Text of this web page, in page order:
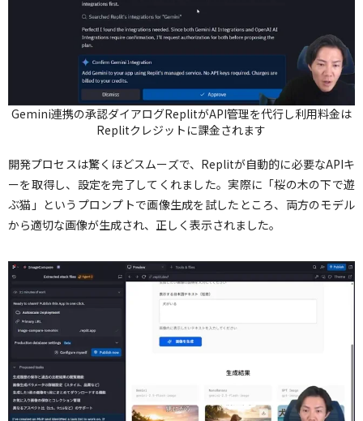
Gemini連携の承認ダイアログReplitがAPI管理を代行し利用料金は
Replitクレジットに課金されます
開発プロセスは驚くほどスムーズで、Replitが自動的に必要なAPIキ
ーを取得し、設定を完了してくれました。実際に「桜の木の下で遊
ぶ猫」というプロンプトで画像生成を試したところ、両方のモデル
から適切な画像が生成され、正しく表示されました。